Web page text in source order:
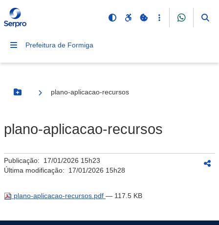
Prefeitura de Formiga
Botão Menu
plano-aplicacao-recursos
plano-aplicacao-recursos
Publicação: 17/01/2026 15h23
Última modificação: 17/01/2026 15h28
plano-aplicacao-recursos.pdf — 117.5 KB